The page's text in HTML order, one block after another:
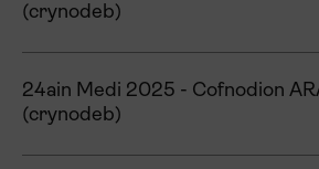
(crynodeb)
24ain Medi 2025 - Cofnodion ARAC
(crynodeb)